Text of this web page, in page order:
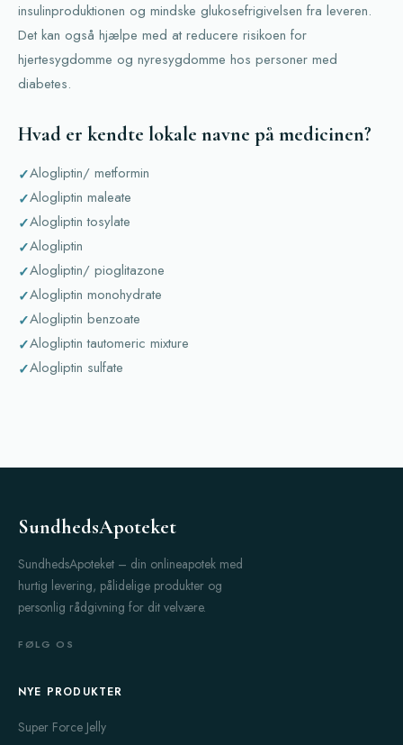
insulinproduktionen og mindske glukosefrigivelsen fra leveren.
Det kan også hjælpe med at reducere risikoen for
hjertesygdomme og nyresygdomme hos personer med
diabetes.
Hvad er kendte lokale navne på medicinen?
Alogliptin/ metformin
Alogliptin maleate
Alogliptin tosylate
Alogliptin
Alogliptin/ pioglitazone
Alogliptin monohydrate
Alogliptin benzoate
Alogliptin tautomeric mixture
Alogliptin sulfate
SundhedsApoteket
SundhedsApoteket – din onlineapotek med
hurtig levering, pålidelige produkter og
personlig rådgivning for dit velvære.
FØLG OS
NYE PRODUKTER
Super Force Jelly